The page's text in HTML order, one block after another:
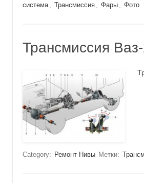
система , Трансмиссия , Фары , Фото
Трансмиссия
Category: Ремонт Нивы Метки: